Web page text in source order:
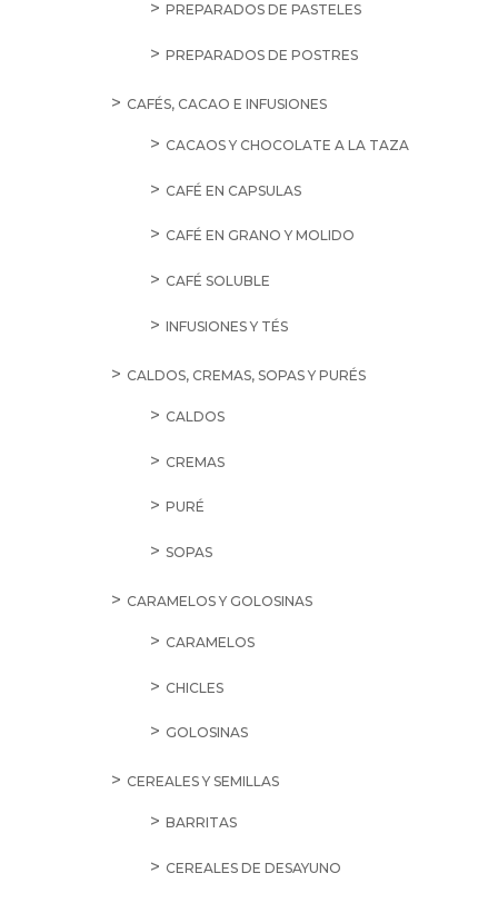
PREPARADOS DE PASTELES
PREPARADOS DE POSTRES
CAFÉS, CACAO E INFUSIONES
CACAOS Y CHOCOLATE A LA TAZA
CAFÉ EN CAPSULAS
CAFÉ EN GRANO Y MOLIDO
CAFÉ SOLUBLE
INFUSIONES Y TÉS
CALDOS, CREMAS, SOPAS Y PURÉS
CALDOS
CREMAS
PURÉ
SOPAS
CARAMELOS Y GOLOSINAS
CARAMELOS
CHICLES
GOLOSINAS
CEREALES Y SEMILLAS
BARRITAS
CEREALES DE DESAYUNO